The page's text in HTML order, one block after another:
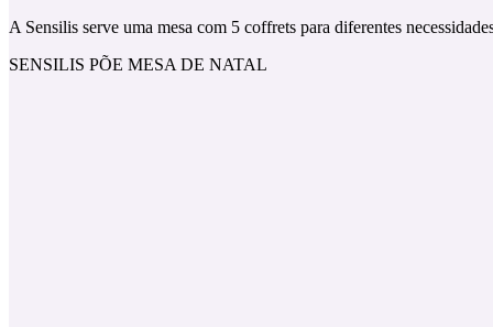
A Sensilis serve uma mesa com 5 coffrets para diferentes
SENSILIS PÕE MESA DE NATAL